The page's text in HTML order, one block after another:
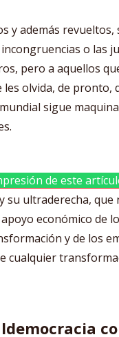
y además
o las
pero a aquellos
les olvida, de pronto,
sigue
de este
su ultraderecha,
económico de
y de los
cualquier